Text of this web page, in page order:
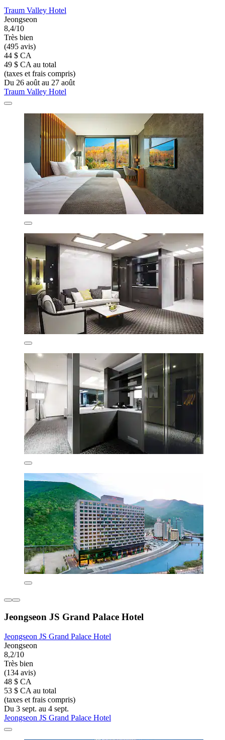
Traum Valley Hotel
Jeongseon
8,4/10
Très bien
(495 avis)
44 $ CA
49 $ CA au total
(taxes et frais compris)
Du 26 août au 27 août
Traum Valley Hotel
Jeongseon JS Grand Palace Hotel
Jeongseon JS Grand Palace Hotel
Jeongseon
8,2/10
Très bien
(134 avis)
48 $ CA
53 $ CA au total
(taxes et frais compris)
Du 3 sept. au 4 sept.
Jeongseon JS Grand Palace Hotel